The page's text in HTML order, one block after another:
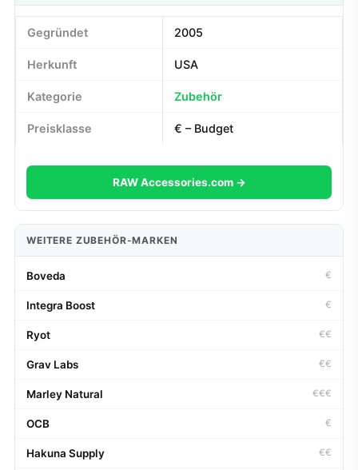
Gegründet 2005
Herkunft USA
Kategorie Zubehör
Preisklasse € – Budget
RAW Accessories.com →
WEITERE ZUBEHÖR-MARKEN
Boveda €
Integra Boost €
Ryot €€
Grav Labs €€
Marley Natural €€€
OCB €
Hakuna Supply €€